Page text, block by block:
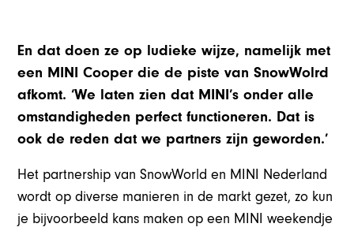
En dat doen ze op ludieke wijze, namelijk met
een MINI Cooper die de piste van SnowWolrd
afkomt. ‘We laten zien dat MINI’s onder alle
omstandigheden perfect functioneren. Dat is
ook de reden dat we partners zijn geworden.’
Het partnership van SnowWorld en MINI Nederland
wordt op diverse manieren in de markt gezet, zo kun
je bijvoorbeeld kans maken op een MINI weekendje